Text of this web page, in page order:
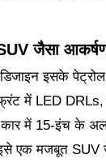
जैसा
इसके
में LED
में 15-इंच के
इसे एक मजबूत